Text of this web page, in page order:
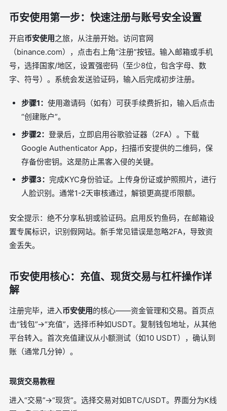
币安使用第一步：快速注册与账号安全设置
开启币安使用之旅，从注册开始。访问官网
（binance.com），点击右上角“注册”按钮。输入邮箱或手机
号，选择国家/地区，设置强密码（至少8位，包含字母、数
字、符号）。系统会发送验证码，输入后完成初步注册。
步骤1： 使用邀请码（如有）可获手续费折扣，输入后点击
“创建账户”。
步骤2： 登录后，立即启用谷歌验证器（2FA）。下载
Google Authenticator App，扫描币安提供的二维码，保
存备份密钥。这是防止黑客入侵的关键。
步骤3： 完成KYC身份验证。上传身份证或护照照片，进行
人脸识别。通常1-2天审核通过，解锁更高提币限额。
安全提示：绝不分享私钥或验证码。启用反钓鱼码，在邮箱设
置专属标识，识别假网站。新手常见错误是忽略2FA，导致资
金丢失。
币安使用核心：充值、现货交易与杠杆操作详
解
注册完毕，进入币安使用的核心——资金管理和交易。首页点
击“钱包”→“充值”，选择币种如USDT。复制钱包地址，从其他
平台转入。首次充值建议从小额测试（如10 USDT），确认到
账（通常几分钟）。
现货交易教程
进入“交易”→“现货”。选择交易对如BTC/USDT。界面分为K线